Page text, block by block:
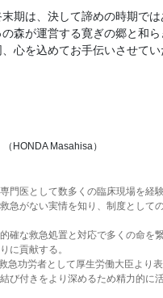
末期は、決して諦めの時期で
森が運営する寛ぎの郷と和
心を込めてお手伝いさせて
（HONDA Masahisa）
門医として数多くの臨床現場を経
急がない実情を知り、制度として
確な救急処置と対応で多くの命を
に貢献する。
急功労者として厚生労働大臣より
び付きをより深めるため精力的に